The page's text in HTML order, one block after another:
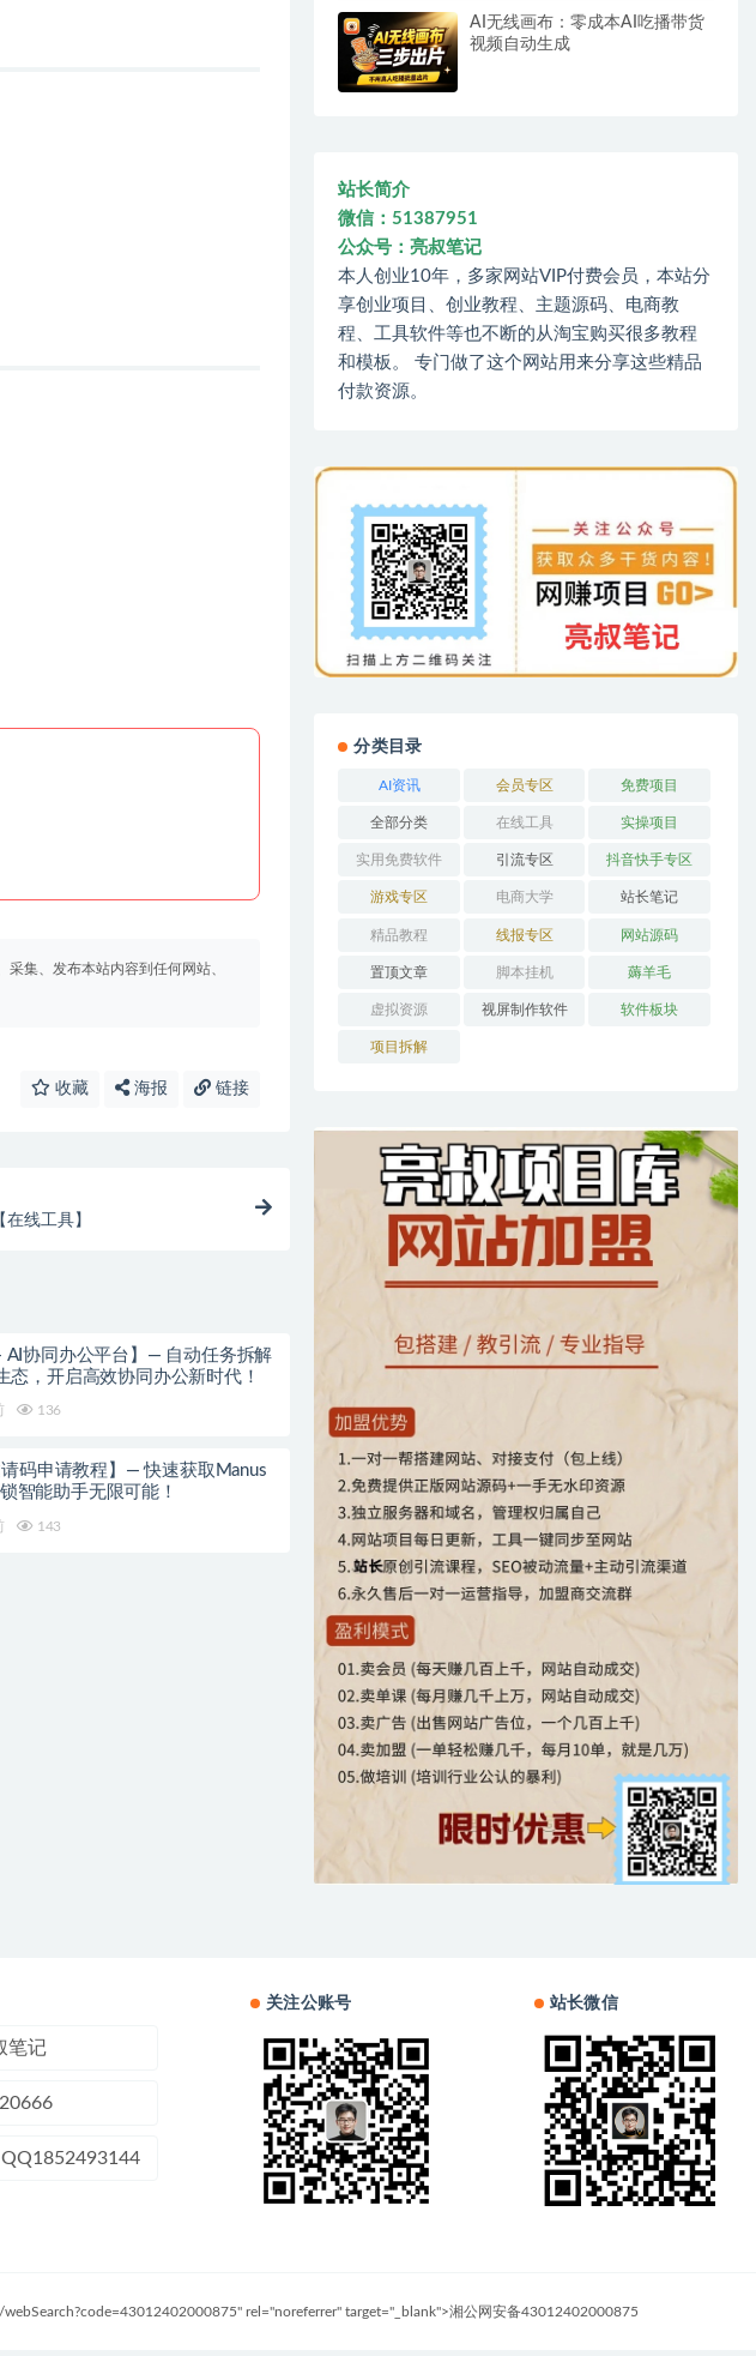
集、发布本站内容到任何网站、
收藏 海报 链接
线工具】
AI协同办公平台】— 自动任务拆解
态，开启高效协同办公新时代！
136
请码申请教程】— 快速获取Manus
智能助手无限可能！
143
AI无线画布：零成本AI吃播带货
视频自动生成
站长简介
微信：51387951
公众号：亮叔笔记
本人创业10年，多家网站VIP付费会员，本站分
享创业项目、创业教程、主题源码、电商教
程、工具软件等也不断的从淘宝购买很多教程
和模板。 专门做了这个网站用来分享这些精品
付款资源。
分类目录
AI资讯 会员专区 免费项目
全部分类 在线工具 实操项目
实用免费软件 引流专区 抖音快手专区
游戏专区 电商大学 站长笔记
精品教程 线报专区 网站源码
置顶文章 脚本挂机 薅羊毛
虚拟资源 视屏制作软件 软件板块
项目拆解
笔记
关注公账号 站长微信
rel="noreferrer" target="_blank">湘公网安备43012402000875